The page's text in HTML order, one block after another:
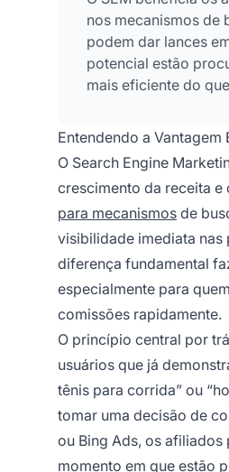
nos mecanismos de
podem dar lances
potencial estão
mais eficiente do
Entendendo a
O Search Engine
crescimento da receita
para mecanismos de
visibilidade imediata nas
diferença fundamental
especialmente para
comissões rapidamente.
O princípio central por
usuários que já
tênis para corrida” ou
tomar uma decisão de
ou Bing Ads, os
momento em que estão